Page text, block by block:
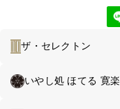
メニュー
ザ・セレクトン
いやし処 ほてる 寛楽